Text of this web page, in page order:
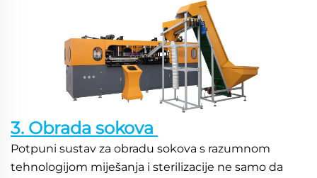
3. Obrada sokova
Potpuni sustav za obradu sokova s razumnom
tehnologijom miješanja i sterilizacije ne samo da